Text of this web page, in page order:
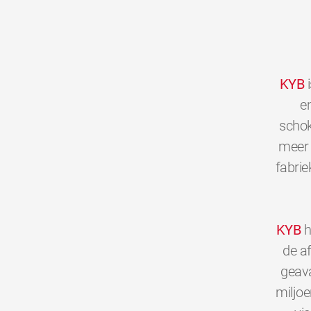
KYB
KYB
de